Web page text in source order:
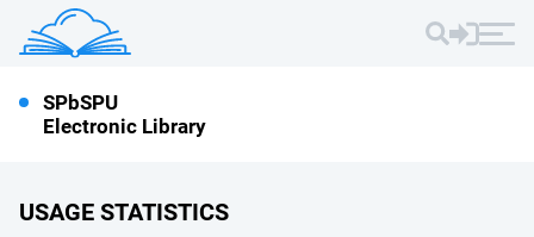
SPbSPU
Electronic Library
USAGE STATISTICS